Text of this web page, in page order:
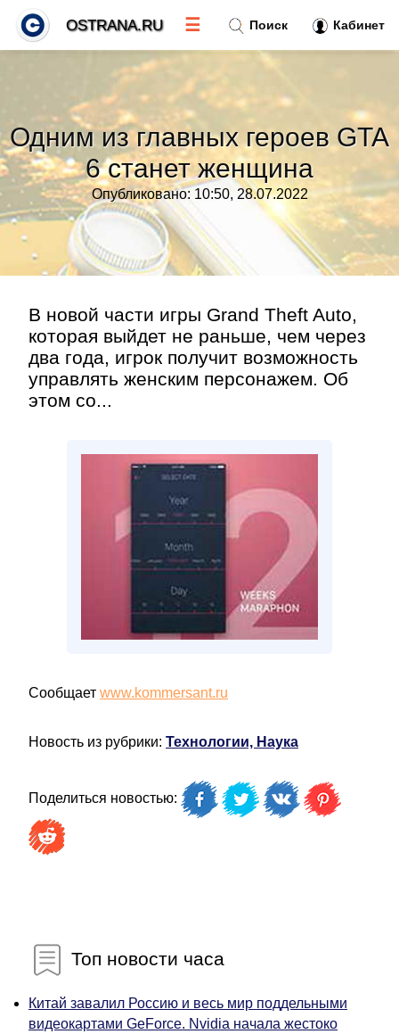
Одним из главных героев GTA
6 станет женщина
Опубликовано: 10:50, 28.07.2022
В новой части игры Grand Theft Auto,
которая выйдет не раньше, чем через
два года, игрок получит возможность
управлять женским персонажем. Об
этом со...
Сообщает www.kommersant.ru
Новость из рубрики: Технологии, Наука
Поделиться новостью:
Топ новости часа
Китай завалил Россию и весь мир поддельными
видеокартами GeForce. Nvidia начала жестоко
Поиск Кабинет
OSTRANA.RU ☰
Тренды новостей»
Рубрики»
Правила»
Контакт»